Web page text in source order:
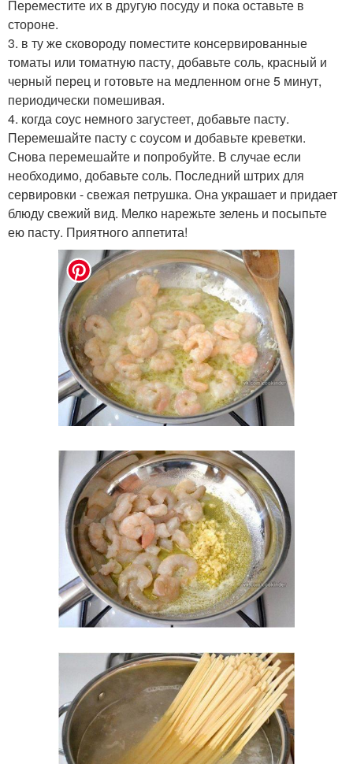
Переместите их в другую посуду и пока оставьте в
стороне.
3. в ту же сковороду поместите консервированные
томаты или томатную пасту, добавьте соль, красный и
черный перец и готовьте на медленном огне 5 минут,
периодически помешивая.
4. когда соус немного загустеет, добавьте пасту.
Перемешайте пасту с соусом и добавьте креветки.
Снова перемешайте и попробуйте. В случае если
необходимо, добавьте соль. Последний штрих для
сервировки - свежая петрушка. Она украшает и придает
блюду свежий вид. Мелко нарежьте зелень и посыпьте
ею пасту. Приятного аппетита!